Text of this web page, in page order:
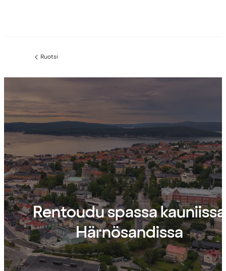
Edellinen
Ruotsi
Rentoudu spassa kauniissa
Härnösandissa